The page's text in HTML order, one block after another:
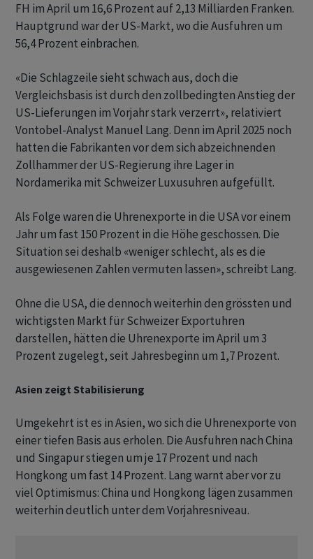
FH im April um 16,6 Prozent auf 2,13 Milliarden Franken.
Hauptgrund war der US-Markt, wo die Ausfuhren um
56,4 Prozent einbrachen.
«Die Schlagzeile sieht schwach aus, doch die
Vergleichsbasis ist durch den zollbedingten Anstieg der
US-Lieferungen im Vorjahr stark verzerrt», relativiert
Vontobel-Analyst Manuel Lang. Denn im April 2025 noch
hatten die Fabrikanten vor dem sich abzeichnenden
Zollhammer der US-Regierung ihre Lager in
Nordamerika mit Schweizer Luxusuhren aufgefüllt.
Als Folge waren die Uhrenexporte in die USA vor einem
Jahr um fast 150 Prozent in die Höhe geschossen. Die
Situation sei deshalb «weniger schlecht, als es die
ausgewiesenen Zahlen vermuten lassen», schreibt Lang.
Ohne die USA, die dennoch weiterhin den grössten und
wichtigsten Markt für Schweizer Exportuhren
darstellen, hätten die Uhrenexporte im April um 3
Prozent zugelegt, seit Jahresbeginn um 1,7 Prozent.
Asien zeigt Stabilisierung
Umgekehrt ist es in Asien, wo sich die Uhrenexporte von
einer tiefen Basis aus erholen. Die Ausfuhren nach China
und Singapur stiegen um je 17 Prozent und nach
Hongkong um fast 14 Prozent. Lang warnt aber vor zu
viel Optimismus: China und Hongkong lägen zusammen
weiterhin deutlich unter dem Vorjahresniveau.